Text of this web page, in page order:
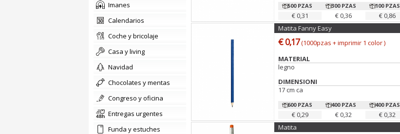
imanes
calendarios
coche y bricolaje
casa y living
Navidad
chocolates y mentas
congreso y oficina
Entregas urgentes
Funda y estuches
500 PZAS
€ 0,31
300 PZAS
€ 0,36
100 PZAS
€ 0,86
Matita Fanny Easy
€ 0,17(1000pzas + imprimir 1 color )
MATERIAL
legno
DIMENSIONI
17 cm ca
600 PZAS
€ 0,29
400 PZAS
€ 0,32
400 PZAS
€ 0,32
Matita